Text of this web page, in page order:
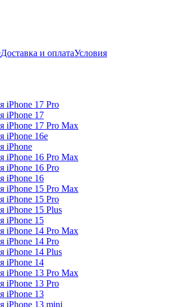
Доставка и оплатаУсловия
iPhone 17 Pro
iPhone 17
iPhone 17 Pro Max
iPhone 16e
iPhone
iPhone 16 Pro Max
iPhone 16 Pro
iPhone 16
iPhone 15 Pro Max
iPhone 15 Pro
iPhone 15 Plus
iPhone 15
iPhone 14 Pro Max
iPhone 14 Pro
iPhone 14 Plus
iPhone 14
iPhone 13 Pro Max
iPhone 13 Pro
iPhone 13
iPhone 13 mini